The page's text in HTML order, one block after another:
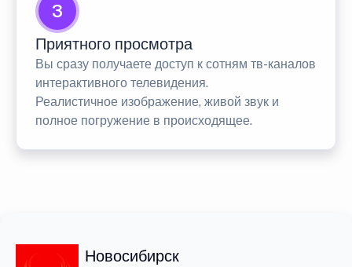
3
Приятного просмотра
Вы сразу получаете доступ к сотням тв-каналов
интерактивного телевидения.
Реалистичное изображение, живой звук и
полное погружение в происходящее.
Новосибирск